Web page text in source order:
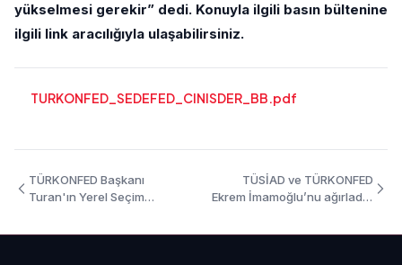
yükselmesi gerekir” dedi. Konuyla ilgili basın bültenine
ilgili link aracılığıyla ulaşabilirsiniz.
TURKONFED_SEDEFED_CINISDER_BB.pdf
TÜRKONFED Başkanı
Turan'ın Yerel Seçim
TÜSİAD ve TÜRKONFED
Ekrem İmamoğlu’nu ağırladı -